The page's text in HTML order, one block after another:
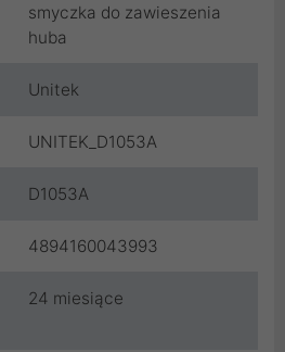
smyczka do zawieszenia
huba
Unitek
UNITEK_D1053A
D1053A
4894160043993
24 miesiące